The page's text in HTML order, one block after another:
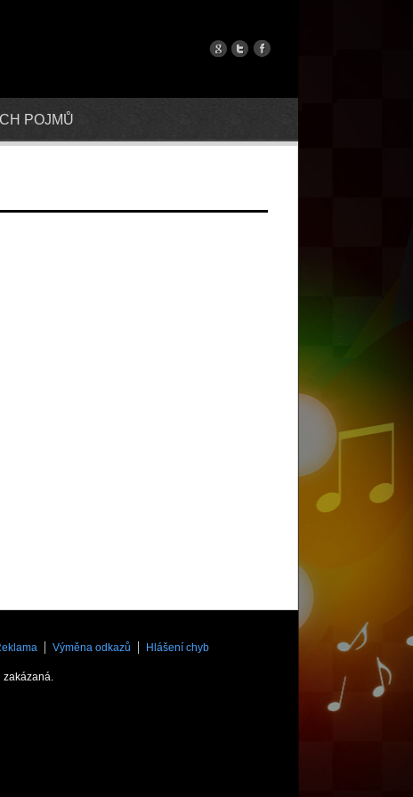
POJMŮ
Výměna odkazů Hlášení chyb
zakázaná.